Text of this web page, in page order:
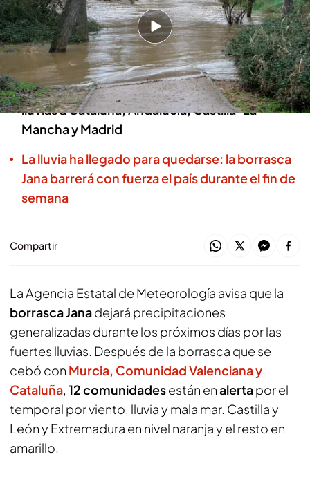
07 MAR 2025 - 20:44h.
Castilla y León y Extremadura están en nivel
naranja por las lluvias que trae el temporal Jana
El fuerte temporal deja en aviso amarillo por
lluvias a Cataluña, Andalucía, Castilla-La
Mancha y Madrid
La lluvia ha llegado para quedarse: la borrasca
Jana barrerá con fuerza el país durante el fin de
semana
Compartir
La Agencia Estatal de Meteorología avisa que la
borrasca Janadejará precipitaciones
generalizadas durante los próximos días por las
fuertes lluvias. Después de la borrasca que se
cebó con Murcia, Comunidad Valenciana y
Cataluña, 12 comunidadesestán enalertapor el
temporal por viento, lluvia y mala mar. Castilla y
León y Extremadura en nivel naranja y el resto en
amarillo.